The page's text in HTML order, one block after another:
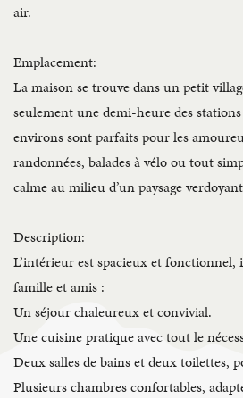
air.
Emplacement:
La maison se trouve dans un petit
seulement une demi-heure des stations
environs sont parfaits pour les
randonnées, balades à vélo ou tout
calme au milieu d’un paysage
Description:
L’intérieur est spacieux et
famille et amis :
Un séjour chaleureux et convivial.
Une cuisine pratique avec tout le
Deux salles de bains et deux toilettes,
Plusieurs chambres confortables,